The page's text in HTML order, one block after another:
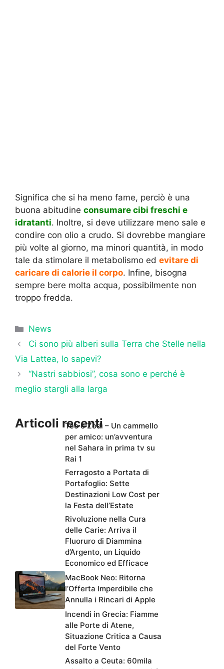
Significa che si ha meno fame, perciò è una
buona abitudine consumare cibi freschi e
idratanti. Inoltre, si deve utilizzare meno sale e
condire con olio a crudo. Si dovrebbe mangiare
più volte al giorno, ma minori quantità, in modo
tale da stimolare il metabolismo ed evitare di
caricare di calorie il corpo. Infine, bisogna
sempre bere molta acqua, possibilmente non
troppo fredda.
Categorie
News
Ci sono più alberi sulla Terra che Stelle nella
Via Lattea, lo sapevi?
“Nastri sabbiosi”, cosa sono e perché è
meglio stargli alla larga
Articoli recentiTeo e Zodì – Un cammello
per amico: un’avventura
nel Sahara in prima tv su
Rai 1
Ferragosto a Portata di
Portafoglio: Sette
Destinazioni Low Cost per
la Festa dell’Estate
Rivoluzione nella Cura
delle Carie: Arriva il
Fluoruro di Diammina
d’Argento, un Liquido
Economico ed Efficace
MacBook Neo: Ritorna
l’Offerta Imperdibile che
Annulla i Rincari di Apple
Incendi in Grecia: Fiamme
alle Porte di Atene,
Situazione Critica a Causa
del Forte Vento
Assalto a Ceuta: 60mila